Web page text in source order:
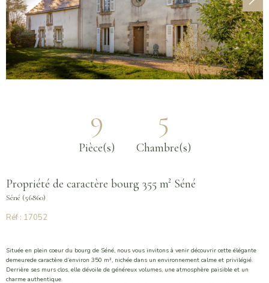
9
Pièce(s)
5
Chambre(s)
Propriété de caractère bourg 355 m² Séné
Séné (56860)
Réf : 17052
Située en plein coeur du bourg de Séné, nous vous invitons à venir découvrir cette élégante
demeurede caractère d’environ 350 m², nichée dans un environnement calme et privilégié.
Derrière ses murs clos, elle dévoile de généreux volumes, une atmosphère paisible et un
charme authentique.